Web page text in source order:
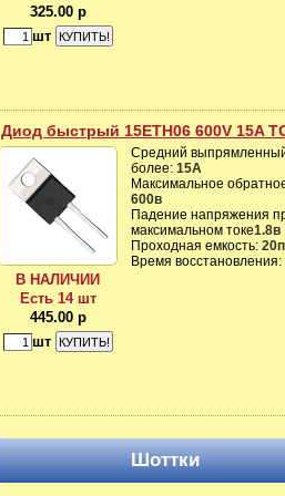
325.00 р
шт
Диод быстрый 15ETH06 600V 15A
В НАЛИЧИИ
Есть 14 шт
445.00 р
шт
Средний
более: 15А
Максимальное
600в
Падение напряжения
максимальном токе1.8в
Проходная емкость:
Время восстановления:
Шоттки